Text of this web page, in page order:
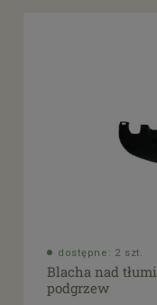
dostępne: 2 szt.
Blacha nad
podgrzew